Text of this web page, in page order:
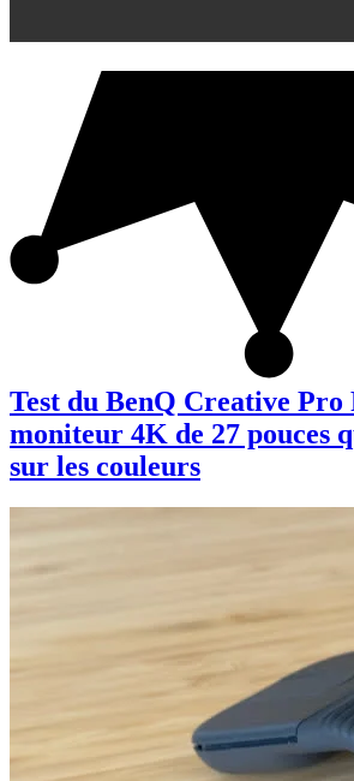
Test du BenQ Creative Pro
moniteur 4K de 27 pouces
sur les couleurs